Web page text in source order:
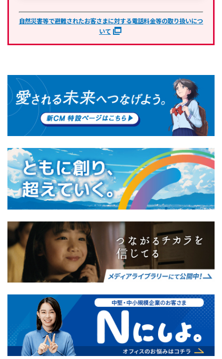
自然災害等で避難されたお客さまに対する電話料金等の取り扱いにつ
いて